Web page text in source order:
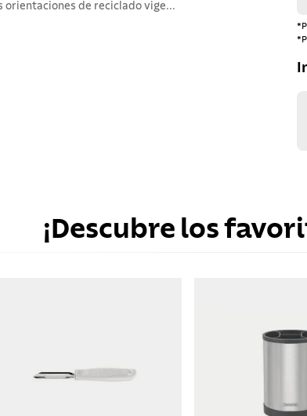
orientaciones de reciclado vige...
¡Descubre los